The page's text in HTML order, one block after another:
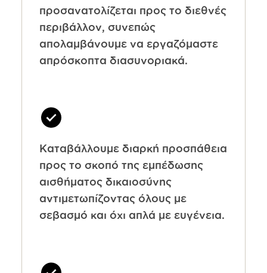
προσανατολίζεται προς το διεθνές
περιβάλλον, συνεπώς
απολαμβάνουμε να εργαζόμαστε
απρόσκοπτα διασυνοριακά.
Καταβάλλουμε διαρκή προσπάθεια
προς το σκοπό της εμπέδωσης
αισθήματος δικαιοσύνης
αντιμετωπίζοντας όλους με
σεβασμό και όχι απλά με ευγένεια.